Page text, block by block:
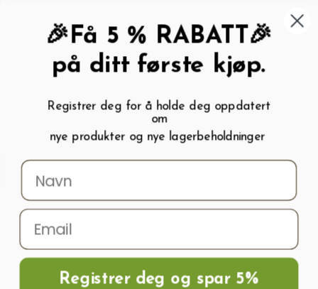
My wishlist ( 0
Menu Søk Logg inn Handlevogn
Hjem
Gjødsel For Jordbær Og Bærbusker 1kg
🎉Få 5 % RABATT🎉
på ditt første kjøp.
Registrer deg for å holde deg oppdatert
om
nye produkter og nye lagerbeholdninger
Registrer deg og spar 5%